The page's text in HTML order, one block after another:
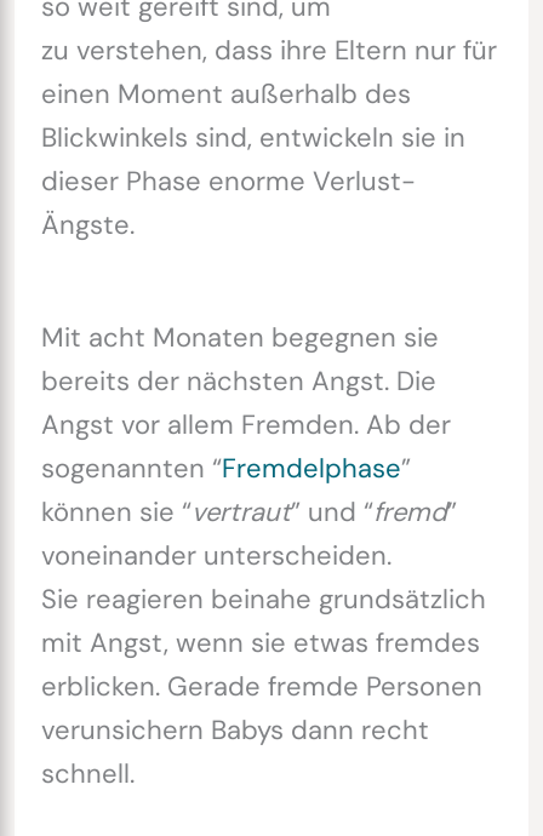
zu verstehen, dass ihre Eltern nur für
einen Moment außerhalb des
Blickwinkels sind, entwickeln sie in
dieser Phase enorme Verlust-
Ängste.
Mit acht Monaten begegnen sie
bereits der nächsten Angst. Die
Angst vor allem Fremden. Ab der
sogenannten “Fremdelphase”
können sie “vertraut” und “fremd”
voneinander unterscheiden.
Sie reagieren beinahe grundsätzlich
mit Angst, wenn sie etwas fremdes
erblicken. Gerade fremde Personen
verunsichern Babys dann recht
schnell.